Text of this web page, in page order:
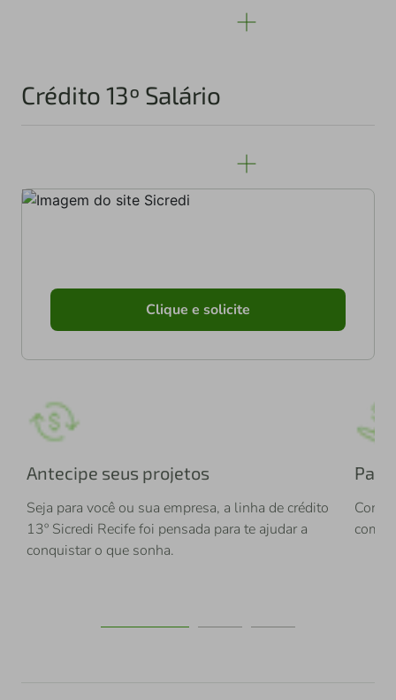
Crédito 13º Salário
Clique e solicite
Antecipe seus projetos
Seja para você ou sua empresa, a linha de crédito
13º Sicredi Recife foi pensada para te ajudar a
conquistar o que sonha.
Para
Com
com